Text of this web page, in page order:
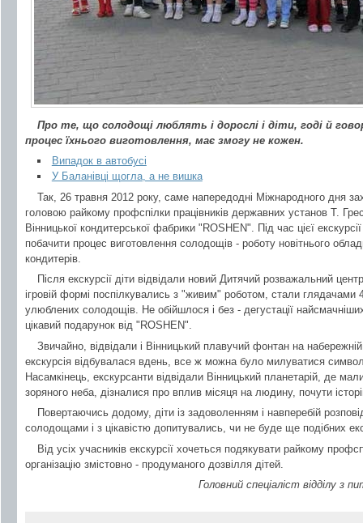
Про те, що солодощі люблять і дорослі і діти, годі й
процес їхнього виготовлення, має змогу не кожен.
Випадок в автобусі
У Баланівці щогла, а не вишка
Так, 26 травня 2012 року, саме напередодні Міжнародного дня
головою райкому профспілки працівників державних установ Т.
Вінницької кондитерської фабрики "ROSHEN". Під час цієї
побачити процес виготовлення солодощів - роботу новітнього
кондитерів.
Після екскурсії діти відвідали новий Дитячий розважальний
ігровій формі поспілкувались з "живим" роботом, стали глядачами
улюблених солодощів. Не обійшлося і без - дегустації
цікавий подарунок від "ROSHEN".
Звичайно, відвідали і Вінницький плавучий фонтан на
екскурсія відбувалася вдень, все ж можна було милуватися
Насамкінець, екскурсанти відвідали Вінницький планетарій, де
зоряного неба, дізналися про вплив місяця на людину, почути
Повертаючись додому, діти із задоволенням і навперебій
солодощами і з цікавістю допитувались, чи не буде ще подібних
Від усіх учасників екскурсії хочеться подякувати райкому
організацію змістовно - продуманого дозвілля дітей.
Головний спеціаліст відділу з